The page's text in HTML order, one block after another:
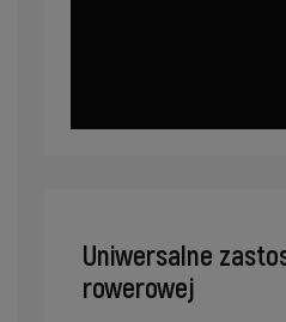
Uniwersalne
rowerowej